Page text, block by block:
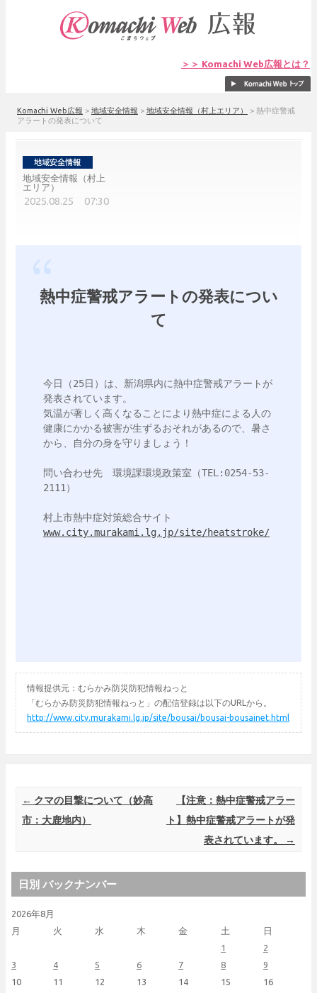
＞＞ Komachi Web広報とは？
Komachi Web広報 > 地域安全情報 > 地域安全情報（村上エリア） > 熱中症警戒
アラートの発表について
地域安全情報（村上
エリア）
2025.08.25 07:30
熱中症警戒アラートの発表につい
て
今日（25日）は、新潟県内に熱中症警戒アラートが
発表されています。
気温が著しく高くなることにより熱中症による人の
健康にかかる被害が生ずるおそれがあるので、暑さ
から、自分の身を守りましょう！
問い合わせ先　環境課環境政策室（TEL:0254-53-
2111）
www.city.murakami.lg.jp/site/heatstroke/
情報提供元：むらかみ防災防犯情報ねっと
「むらかみ防災防犯情報ねっと」の配信登録は以下のURLから。
http://www.city.murakami.lg.jp/site/bousai/bousai-bousainet.html
Post navigation
← クマの目撃について（妙高
市：大鹿地内）
【注意：熱中症警戒アラー
ト】熱中症警戒アラートが発
表されています。
→
日別 バックナンバー
2026年8月
月
火 水 木 金 土 日
1
2
3
4 5 6 7 8
9
10
11 12 13 14 15
16